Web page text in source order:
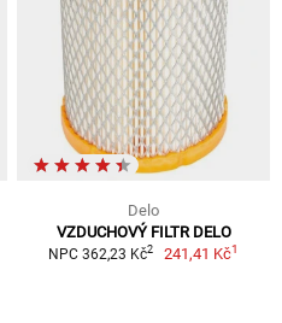
Delo
VZDUCHOVÝ FILTR DELO
NPC 362,23 Kč2 241,41 Kč1